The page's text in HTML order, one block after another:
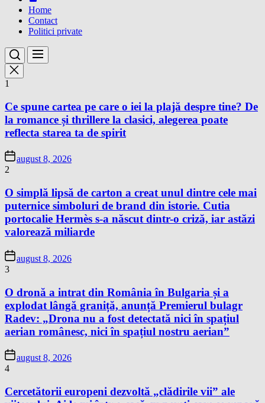
Home
Contact
Politici private
1
Ce spune cartea pe care o iei la plajă despre tine? De
la romance și thrillere la clasici, alegerea poate
reflecta starea ta de spirit
august 8, 2026
2
O simplă lipsă de carton a creat unul dintre cele mai
puternice simboluri de brand din istorie. Cutia
portocalie Hermès s-a născut dintr-o criză, iar astăzi
valorează miliarde
august 8, 2026
3
O dronă a intrat din România în Bulgaria și a
explodat lângă graniță, anunță Premierul bulagr
Radev: „Drona nu a fost detectată nici în spațiul
aerian românesc, nici în spațiul nostru aerian”
august 8, 2026
4
Cercetătorii europeni dezvoltă „clădirile vii” ale